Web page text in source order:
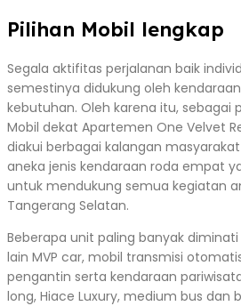
Pilihan Mobil lengkap
Segala aktifitas perjalanan baik
semestinya didukung oleh
kebutuhan. Oleh karena itu, sebagai
Mobil dekat Apartemen One Velvet
diakui berbagai kalangan
aneka jenis kendaraan roda empat
untuk mendukung semua kegiatan
Tangerang Selatan.
Beberapa unit paling banyak
lain MVP car, mobil transmisi
pengantin serta kendaraan
long, Hiace Luxury, medium bus dan